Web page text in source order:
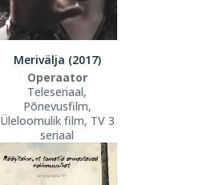
Merivälja (2017)
Operaator
Teleseriaal,
Põnevusfilm,
Üleloomulik film, TV 3
seriaal